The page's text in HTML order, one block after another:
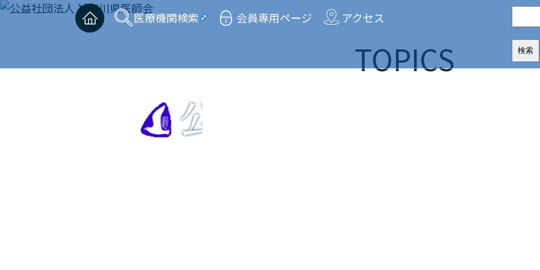
医療機関検索 会員専用ページ アクセス
公益社団法人
TOPICS